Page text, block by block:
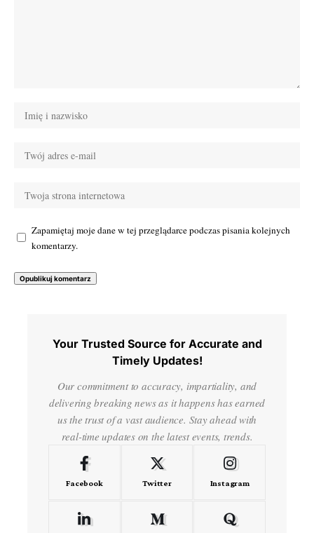
Zapamiętaj moje dane w tej przeglądarce podczas pisania kolejnych
komentarzy.
Your Trusted Source for Accurate and
Timely Updates!
Our commitment to accuracy, impartiality, and
delivering breaking news as it happens has earned
us the trust of a vast audience. Stay ahead with
real-time updates on the latest events, trends.
Facebook Twitter Instagram